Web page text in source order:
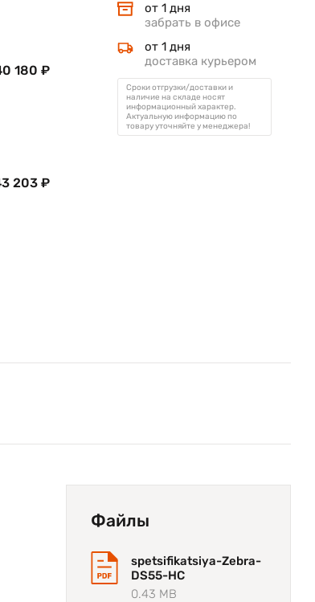
180 ₽
203 ₽
от 1 дня
забрать в офисе
от 1 дня
доставка курьером
Сроки отгрузки/доставки и
наличие на складе носят
информационный характер.
Актуальную информацию по
товару уточняйте у менеджера!
Файлы
spetsifikatsiya-Zebra-
DS55-HC
0.43 MB